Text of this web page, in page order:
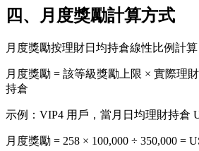
四、月度獎勵計算方式
月度獎勵按理財日均持倉線性比例計算
月度獎勵 = 該等級獎勵上限 × 實際理
持倉
示例 ：VIP4 用戶，當月日均理財持倉
月度獎勵 = 258 × 100,000 ÷ 350,000 =